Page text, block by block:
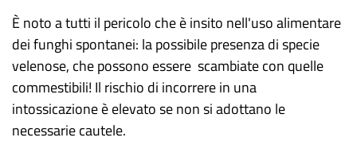
È noto a tutti il pericolo che è insito nell'uso alimentare
dei funghi spontanei: la possibile presenza di specie
velenose, che possono essere scambiate con quelle
commestibili! Il rischio di incorrere in una
intossicazione è elevato se non si adottano le
necessarie cautele.